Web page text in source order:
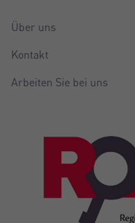
Über uns
Kontakt
Arbeiten Sie bei uns